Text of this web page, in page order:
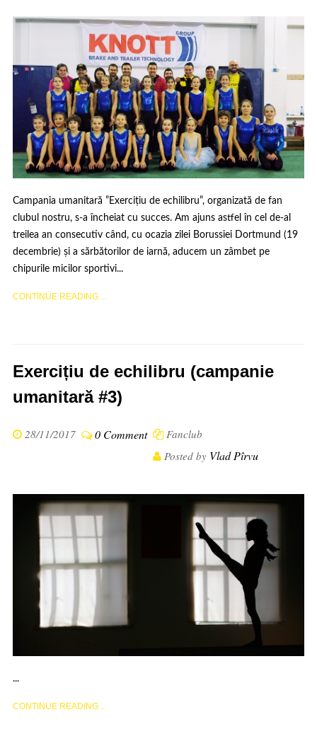
Campania umanitară ”Exercițiu de echilibru”, organizată de fan
clubul nostru, s-a încheiat cu succes. Am ajuns astfel în cel de-al
treilea an consecutiv când, cu ocazia zilei Borussiei Dortmund (19
decembrie) și a sărbătorilor de iarnă, aducem un zâmbet pe
chipurile micilor sportivi...
CONTINUE READING ...
Exercițiu de echilibru (campanie
umanitară #3)
28/11/2017 0 Comment
Fanclub
Posted by Vlad Pîrvu
...
CONTINUE READING ...